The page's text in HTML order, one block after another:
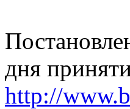
дня
http://